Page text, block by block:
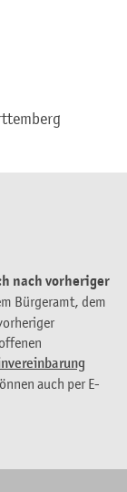
nach vorheriger
Bürgeramt, dem
auch per E-